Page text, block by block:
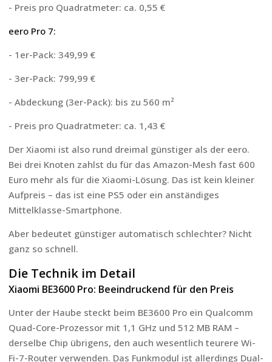
- Preis pro Quadratmeter: ca. 0,55 €
eero Pro 7:
- 1er-Pack: 349,99 €
- 3er-Pack: 799,99 €
- Abdeckung (3er-Pack): bis zu 560 m²
- Preis pro Quadratmeter: ca. 1,43 €
Der Xiaomi ist also rund dreimal günstiger als der eero.
Bei drei Knoten zahlst du für das Amazon-Mesh fast 600
Euro mehr als für die Xiaomi-Lösung. Das ist kein kleiner
Aufpreis – das ist eine PS5 oder ein anständiges
Mittelklasse-Smartphone.
Aber bedeutet günstiger automatisch schlechter? Nicht
ganz so schnell.
Die Technik im Detail
Xiaomi BE3600 Pro: Beeindruckend für den Preis
Unter der Haube steckt beim BE3600 Pro ein Qualcomm
Quad-Core-Prozessor mit 1,1 GHz und 512 MB RAM –
derselbe Chip übrigens, den auch wesentlich teurere Wi-
Fi-7-Router verwenden. Das Funkmodul ist allerdings Dual-